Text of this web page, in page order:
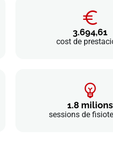
3.694,61
cost de
1.8 milions
sessions de